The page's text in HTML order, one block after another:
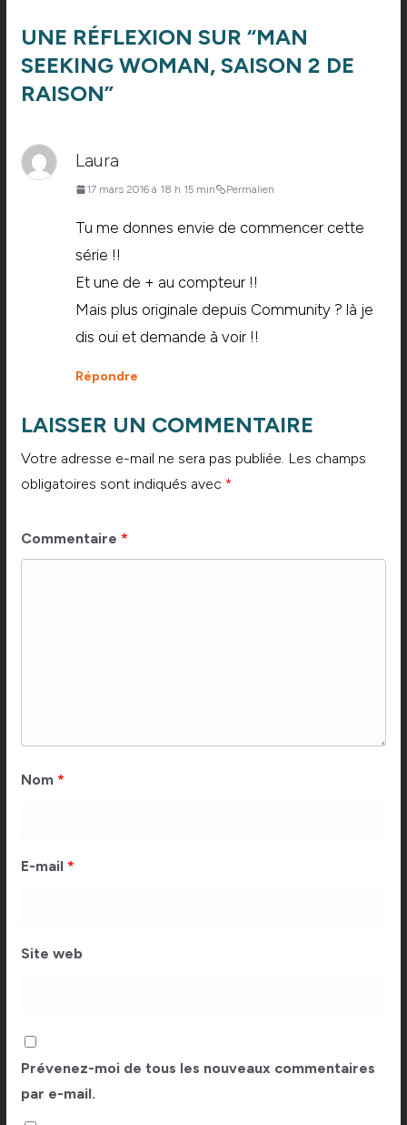
UNE RÉFLEXION SUR “MAN
SEEKING WOMAN, SAISON 2 DE
RAISON”
Laura
17 mars 2016 à 18 h 15 min Permalien
Tu me donnes envie de commencer cette
série !!
Et une de + au compteur !!
Mais plus originale depuis Community ? là je
dis oui et demande à voir !!
Répondre
LAISSER UN COMMENTAIRE
Votre adresse e-mail ne sera pas publiée. Les champs
obligatoires sont indiqués avec *
Commentaire *
Nom *
E-mail *
Site web
Prévenez-moi de tous les nouveaux commentaires
par e-mail.